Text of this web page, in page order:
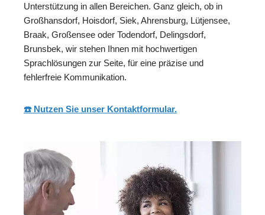
Unterstützung in allen Bereichen. Ganz gleich, ob in
Großhansdorf, Hoisdorf, Siek, Ahrensburg, Lütjensee,
Braak, Großensee oder Todendorf, Delingsdorf,
Brunsbek, wir stehen Ihnen mit hochwertigen
Sprachlösungen zur Seite, für eine präzise und
fehlerfreie Kommunikation.
☎️ Nutzen Sie unser Kontaktformular.